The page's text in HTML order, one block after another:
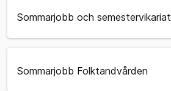
Sommarjobb och semestervikariat
Sommarjobb Folktandvården